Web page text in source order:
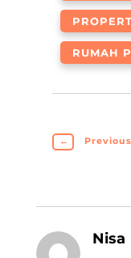
RUMAH
←
Nisa